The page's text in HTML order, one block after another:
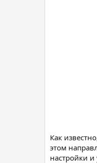
Как
этом
настройки и